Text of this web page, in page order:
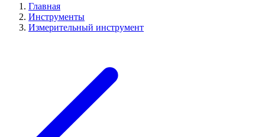
Главная
Инструменты
Измерительный инструмент